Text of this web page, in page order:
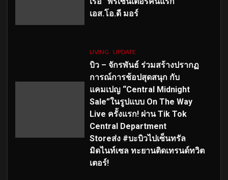
เอส.โอ.ดี มอร์
LIVING UPDATE
บิว – จักรพันธ์ ร่วมสร้างปรากฏ
การณ์การช้อปสุดสนุก กับ
แคมเปญ “Central Midnight
Sale”ในรูปแบบ On The Way
Live ครั้งแรก! ผ่าน Tik Tok
Central Department
Storeส่ง #บะบิวไปเซ็นทรัล
มิดไนท์เซล ทะยานติดเทรนด์ทวิต
เตอร์!